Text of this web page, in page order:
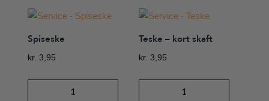
Spiseske
kr. 3,95
Teske – kort skaft
kr. 3,95